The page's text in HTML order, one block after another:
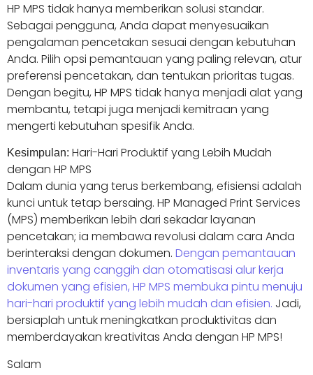
HP MPS tidak hanya memberikan solusi standar.
Sebagai pengguna, Anda dapat menyesuaikan
pengalaman pencetakan sesuai dengan kebutuhan
Anda. Pilih opsi pemantauan yang paling relevan, atur
preferensi pencetakan, dan tentukan prioritas tugas.
Dengan begitu, HP MPS tidak hanya menjadi alat yang
membantu, tetapi juga menjadi kemitraan yang
mengerti kebutuhan spesifik Anda.
Kesimpulan: Hari-Hari Produktif yang Lebih Mudah
dengan HP MPS
Dalam dunia yang terus berkembang, efisiensi adalah
kunci untuk tetap bersaing. HP Managed Print Services
(MPS) memberikan lebih dari sekadar layanan
pencetakan; ia membawa revolusi dalam cara Anda
berinteraksi dengan dokumen. Dengan pemantauan
inventaris yang canggih dan otomatisasi alur kerja
dokumen yang efisien, HP MPS membuka pintu menuju
hari-hari produktif yang lebih mudah dan efisien. Jadi,
bersiaplah untuk meningkatkan produktivitas dan
memberdayakan kreativitas Anda dengan HP MPS!
Salam